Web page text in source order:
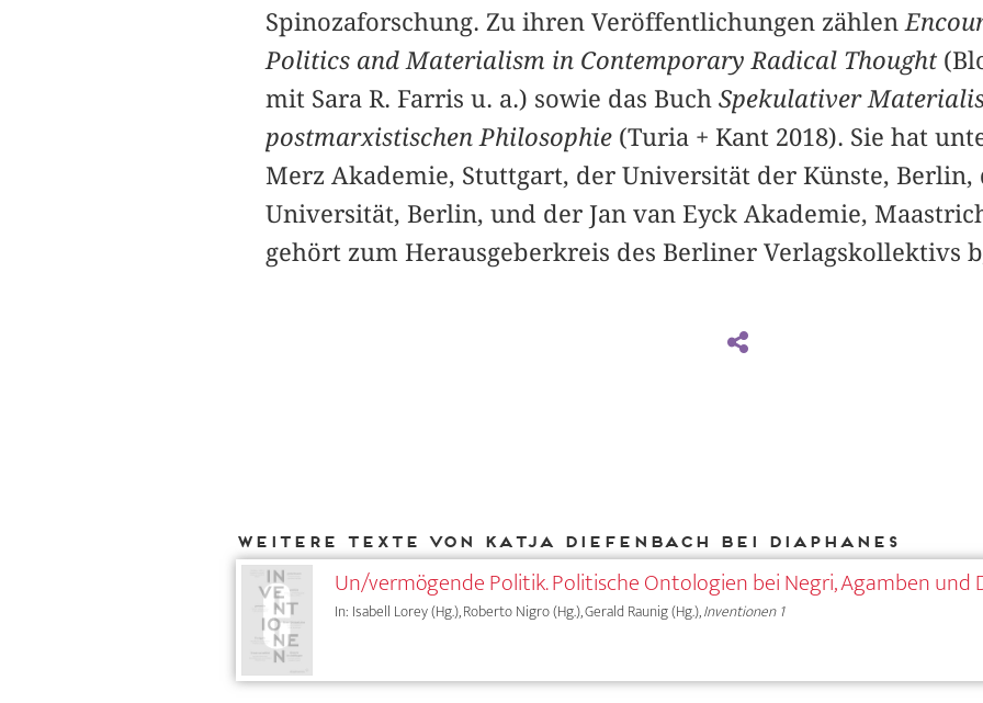
Spinozaforschung. Zu ihren Veröffentlichungen zählen
Politics and Materialism in Contemporary Radical Thought
mit Sara R. Farris u. a.) sowie das Buch Spekulativer
postmarxistischen Philosophie(Turia + Kant 2018). Sie hat
Merz Akademie, Stuttgart, der Universität der Künste,
Universität, Berlin, und der Jan van Eyck Akademie,
gehört zum Herausgeberkreis des Berliner Verlagskollektivs
Weitere Texte von Katja Diefenbach bei DIAPHANES
Un/vermögende Politik. Politische Ontologien bei Negri, Agamben und
In: Isabell Lorey (Hg.), Roberto Nigro (Hg.), Gerald Raunig (Hg.),Inventionen 1